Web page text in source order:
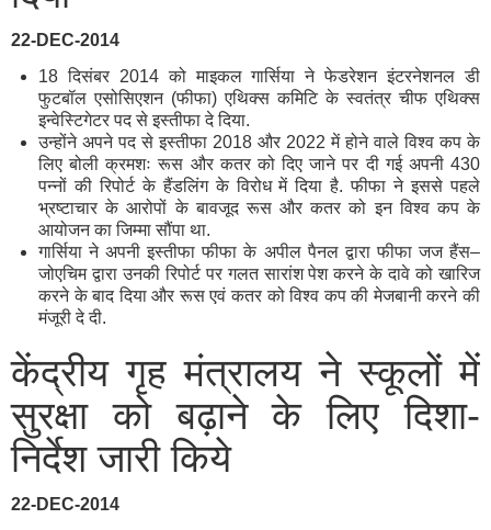
22-DEC-2014
18 दिसंबर 2014 को माइकल गार्सिया ने फेडरेशन इंटरनेशनल डी
फुटबॉल एसोसिएशन (फीफा) एथिक्स कमिटि के स्वतंत्र चीफ एथिक्स
इन्वेस्टिगेटर पद से इस्तीफा दे दिया.
उन्होंने अपने पद से इस्तीफा 2018 और 2022 में होने वाले विश्व कप के
लिए बोली क्रमशः रूस और कतर को दिए जाने पर दी गई अपनी 430
पन्नों की रिपोर्ट के हैंडलिंग के विरोध में दिया है. फीफा ने इससे पहले
भ्रष्टाचार के आरोपों के बावजूद रूस और कतर को इन विश्व कप के
आयोजन का जिम्मा सौंपा था.
गार्सिया ने अपनी इस्तीफा फीफा के अपील पैनल द्वारा फीफा जज हैंस–
जोएचिम द्वारा उनकी रिपोर्ट पर गलत सारांश पेश करने के दावे को खारिज
करने के बाद दिया और रूस एवं कतर को विश्व कप की मेजबानी करने की
मंजूरी दे दी.
केंद्रीय गृह मंत्रालय ने स्कूलों में
सुरक्षा को बढ़ाने के लिए दिशा-
निर्देश जारी किये
22-DEC-2014